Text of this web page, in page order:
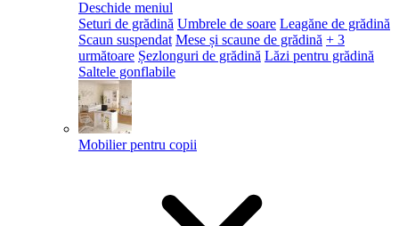
Deschide meniul
Seturi de grădină Umbrele de soare Leagăne de grădină
Scaun suspendat Mese și scaune de grădină + 3
următoare Șezlonguri de grădină Lăzi pentru grădină
Saltele gonflabile
Mobilier pentru copii